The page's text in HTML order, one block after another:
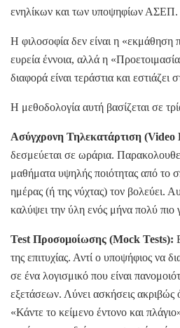
ενηλίκων και των υποψηφίων ΑΣΕΠ.
Η φιλοσοφία δεν είναι η «εκμάθηση
ευρεία έννοια, αλλά η
διαφορά είναι τεράστια και εστιάζει
Η μεθοδολογία αυτή βασίζεται σε
Ασύγχρονη Τηλεκατάρτιση (Video
δεσμεύεται σε ωράρια.
μαθήματα υψηλής ποιότητας από το
ημέρας (ή της νύχτας) τον βολεύει.
καλύψει την ύλη ενός μήνα πολύ πιο
Test Προσομοίωσης (Mock Tests):
της επιτυχίας. Αντί ο υποψήφιος να
σε ένα λογισμικό που είναι
εξετάσεων. Λύνει ασκήσεις
«Κάντε το κείμενο έντονο και